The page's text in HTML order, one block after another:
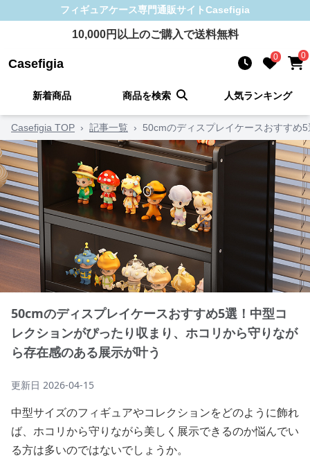
フィギュアケース専門通販サイトCasefigia
10,000円以上のご購入で送料無料
Casefigia 0 0
新着商品 商品を検索 人気ランキング
Casefigia TOP › 記事一覧 › 50cmのディスプレイケースおすすめ
50cmのディスプレイケースおすすめ5選！中型コ
レクションがぴったり収まり、ホコリから守りなが
ら存在感のある展示が叶う
更新日 2026-04-15
中型サイズのフィギュアやコレクションをどのように飾れ
ば、ホコリから守りながら美しく展示できるのか悩んでい
る方は多いのではないでしょうか。